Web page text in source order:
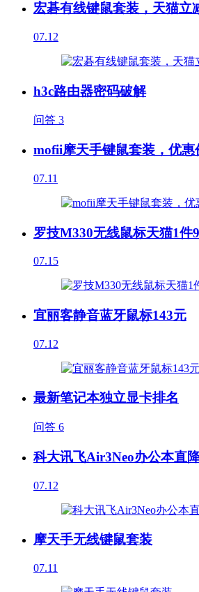
宏碁有线键鼠套装，天猫立
07.12
h3c路由器密码破解
问答 3
mofii摩天手键鼠套装，优惠
07.11
罗技M330无线鼠标天猫1件
07.15
宜丽客静音蓝牙鼠标143元
07.12
最新笔记本独立显卡排名
问答 6
科大讯飞Air3Neo办公本直
07.12
摩天手无线键鼠套装
07.11